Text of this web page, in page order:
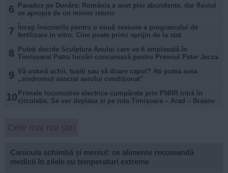
6
Paradox pe Dunăre: România a avut ploi abundente, dar fluviul
se apropie de un minim istoric
7
Încep înscrierile pentru o nouă sesiune a programului de
fertilizare in vitro. Cine poate primi sprijin de la stat
8
Puteți decide Sculptura Anului care va fi amplasată în
Timișoara! Patru lucrări concurează pentru Premiul Peter Jecza
9 Vă ustură ochii, tușiți sau vă doare capul? Ați putea avea
„sindromul asociat aerului condiționat”
10 Primele locomotive electrice cumpărate prin PNRR intră în
circulație. Se vor deplasa și pe ruta Timișoara – Arad – Brașov
Cele mai noi știri
Canicula schimbă și meniul: ce alimente recomandă
medicii în zilele cu temperaturi extreme